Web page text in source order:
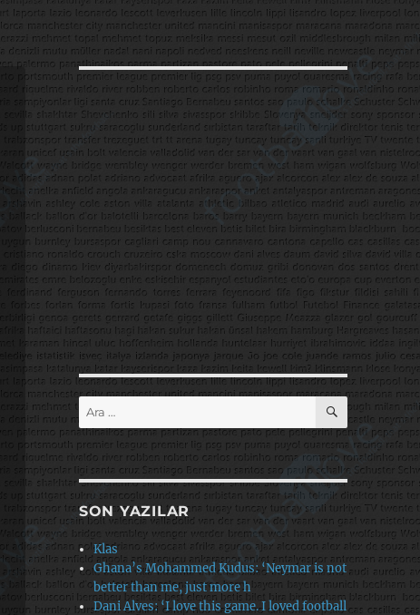
Ara: ARA
SON YAZILAR
Klas
Ghana’s Mohammed Kudus: ‘Neymar is not
better than me, just more h
Dani Alves: ‘I love this game. I loved football